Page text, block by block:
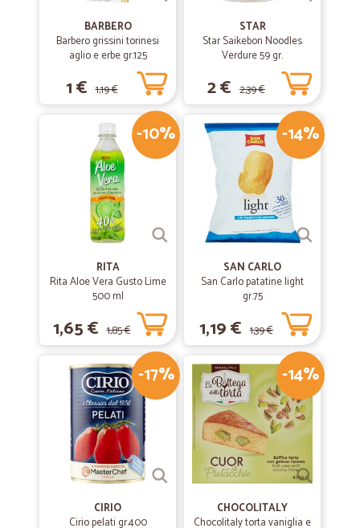
spedizione veloce e ottimi prodotti e servizio
BARBERO
Barbero grissini torinesi
aglio e erbe gr.125
1 € 1,19 €
STAR
Star Saikebon Noodles
Verdure 59 gr.
2 € 2,39 €
-10%
RITA
Rita Aloe Vera Gusto Lime
500 ml
1,65 € 1,85 €
-14%
SAN CARLO
San Carlo patatine light
gr.75
1,19 € 1,39 €
-17%
CIRIO
Cirio pelati gr.400
-14%
CHOCOLITALY
Chocolitaly torta vaniglia e